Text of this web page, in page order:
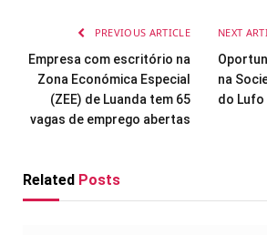
PREVIOUS ARTICLE
Empresa com escritório na
Zona Económica Especial
(ZEE) de Luanda tem 65
vagas de emprego abertas
NEXT
na
do Lufo
Related Posts